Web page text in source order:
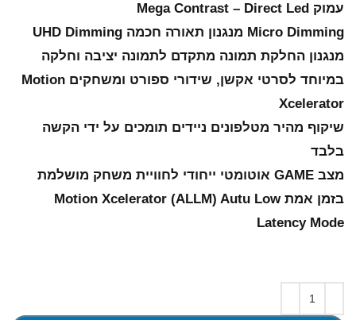
עמוק Mega Contrast – Direct Led
Micro Dimming מנגנון תאורה חכמה UHD Dimming
מנגנון החלקת תמונה מתקדם לתמונה יציבה וחלקה
במיוחד לסרטי אקשן, שידורי ספורט ומשחקים Motion
Xcelerator
שיקוף מהיר מטלפונים ניידים תומכים על ידי הקשה
בלבד
מצב GAME אוטומטי ייחודי לחוויית משחק מושלמת
בזמן אמת Motion Xcelerator (ALLM) Autu Low
Latency Mode